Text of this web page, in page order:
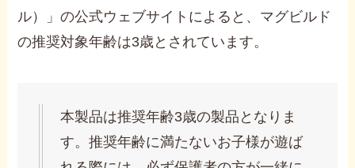
ル）」の公式ウェブサイトによると、マグビルド
の推奨対象年齢は3歳とされています。
本製品は推奨年齢3歳の製品となりま
す。推奨年齢に満たないお⼦様が遊ば